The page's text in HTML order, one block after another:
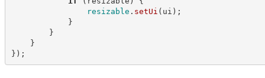
resizable . setUi ( ui ) ;
}
}
}
} ) ;